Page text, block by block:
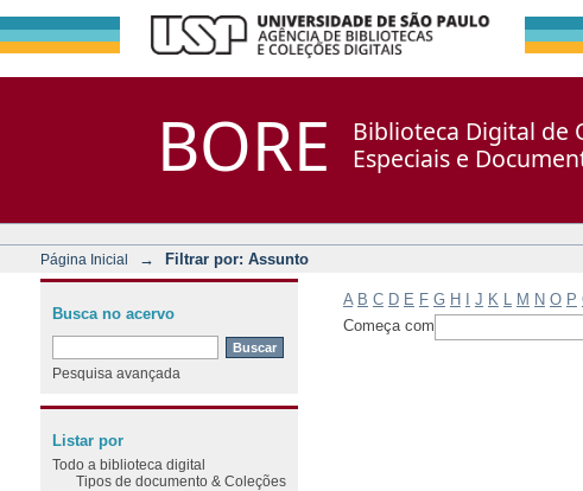
BORE
Biblioteca Digital de
Especiais e
Página Inicial → Filtrar por: Assunto
A B C D E F G H J K M N O P
Começa com
Busca no acervo
Pesquisa avançada
Listar por
Todo a biblioteca digital
Tipos de documento & Coleções